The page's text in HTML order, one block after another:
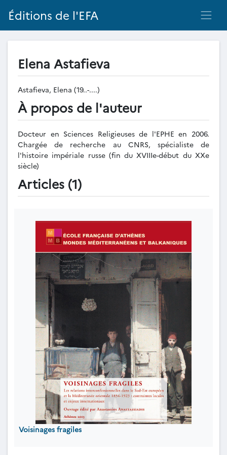
Éditions de l'EFA
Elena Astafieva
Astafieva, Elena (19..-....)
À propos de l'auteur
Docteur en Sciences Religieuses de l'EPHE en 2006.
Chargée de recherche au CNRS, spécialiste de
l'histoire impériale russe (fin du XVIIIe-début du XXe
siècle)
Articles (1)
Voisinages fragiles